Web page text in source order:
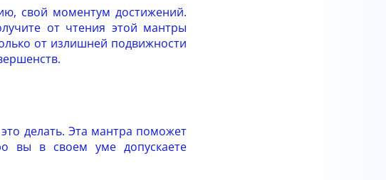
свой моментум достижений.
от чтения этой мантры
от излишней подвижности
делать. Эта мантра поможет
вы в своем уме допускаете